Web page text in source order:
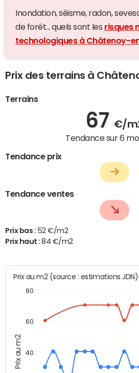
Inondation, séisme, radon,
de forêt... quels sont les risques
technologiques à Châtenoy-
Prix des terrains à
Terrains
67 €/
Tendance sur 6
Tendance prix
Tendance ventes
Prix bas : 52 €/m2
Prix haut :84 €/m2
Prix au m2
Prix au m2 (source : estimations JDN)
40
60
80